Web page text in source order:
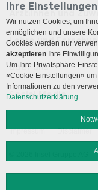
Ärzt:innen und
Lehre und
Über uns
Social Media
Impressum Disclaimer
Ihre
Wir nutzen Cookies, um
ermöglichen und unsere
Cookies werden nur
akzeptieren Ihre
Um Ihre Privatsphäre-
«Cookie Einstellungen»
Informationen zu den
Datenschutzerklärung.